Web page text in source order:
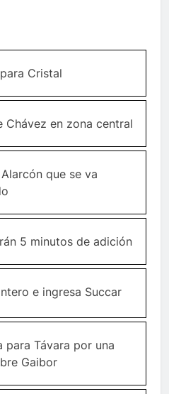
Cristal
Chávez en zona central
que se va
5 minutos de adición
e ingresa Succar
para Távara por una
Gaibor